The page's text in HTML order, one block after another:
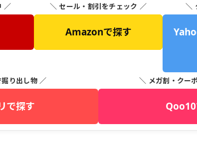
／ ＼ セール・割引をチェック ／
Amazonで探す
＼
り出し物 ／
で探す
＼ メガ割・クー